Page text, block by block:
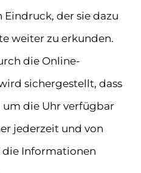
der sie dazu
weiter zu erkunden.
die Online-
sichergestellt, dass
um die Uhr verfügbar
jederzeit und von
die Informationen